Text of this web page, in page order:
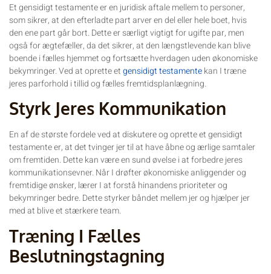
Et gensidigt testamente er en juridisk aftale mellem to personer,
som sikrer, at den efterladte part arver en del eller hele boet, hvis
den ene part går bort. Dette er særligt vigtigt for ugifte par, men
også for ægtefæller, da det sikrer, at den længstlevende kan blive
boende i fælles hjemmet og fortsætte hverdagen uden økonomiske
bekymringer. Ved at oprette etgensidigt testamentekan I træne
jeres parforhold i tillid og fælles fremtidsplanlægning.
Styrk Jeres Kommunikation
En af de største fordele ved at diskutere og oprette et gensidigt
testamente er, at det tvinger jer til at have åbne og ærlige samtaler
om fremtiden. Dette kan være en sund øvelse i at forbedre jeres
kommunikationsevner. Når I drøfter økonomiske anliggender og
fremtidige ønsker, lærer I at forstå hinandens prioriteter og
bekymringer bedre. Dette styrker båndet mellem jer og hjælper jer
med at blive et stærkere team.
Træning I Fælles
Beslutningstagning